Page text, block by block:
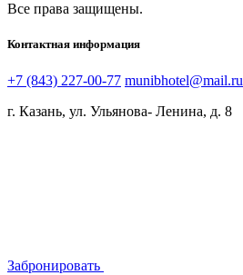
Все права защищены.
Контактная информация
+7 (843) 227-00-77 munibhotel@mail.ru
г. Казань, ул. Ульянова- Ленина, д. 8
Забронировать